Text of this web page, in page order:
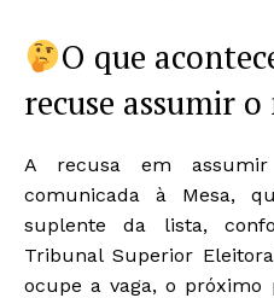
O que
recuse assumir
A recusa em
comunicada à Mesa,
suplente da lista,
Tribunal Superior
ocupe a vaga, o próximo